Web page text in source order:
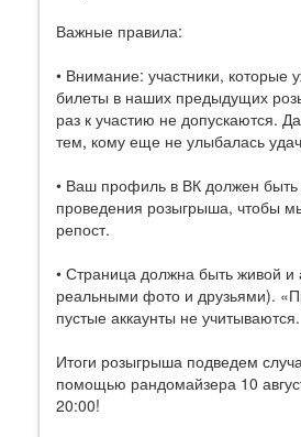
Важные правила:
• Внимание: участники, которые
билеты в наших предыдущих
раз к участию не допускаются.
тем, кому еще не улыбалась
• Ваш профиль в ВК должен быть
проведения розыгрыша, чтобы
репост.
• Страница должна быть живой и
реальными фото и друзьями).
пустые аккаунты не учитываются.
Итоги розыгрыша подведем
помощью рандомайзера 10
20:00!